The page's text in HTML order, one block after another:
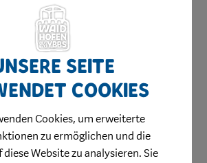
Seite
Cookies
Cookies, um erweiterte
zu ermöglichen und die
Website zu analysieren. Sie